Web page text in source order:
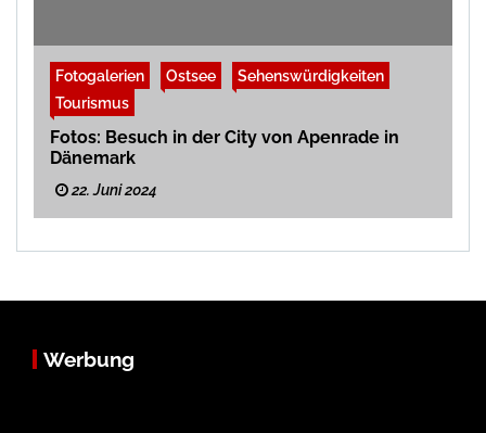
Fotogalerien Ostsee
Sehenswürdigkeiten
Tourismus
Fotos: Besuch in der City von Apenrade in
Dänemark
22. Juni 2024
Werbung